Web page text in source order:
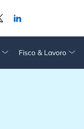
Fisco & Lavoro